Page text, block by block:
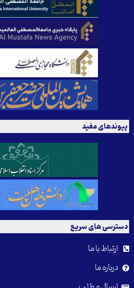
پیوندهای مفید
دسترسی های سریع
ارتباط با ما
درباره ما